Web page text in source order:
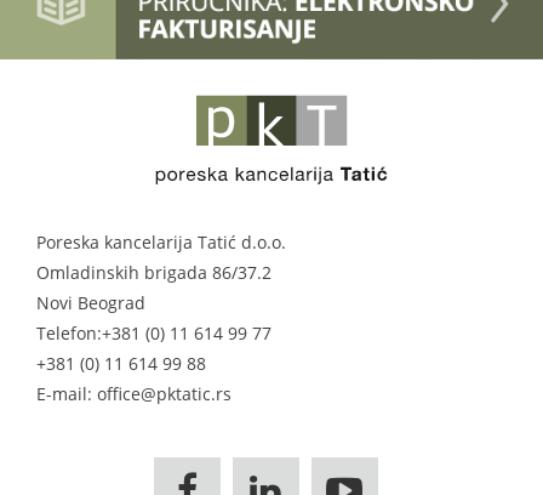
Poreska kancelarija Tatić d.o.o.
Omladinskih brigada 86/37.2
Novi Beograd
Telefon:+381 (0) 11 614 99 77
+381 (0) 11 614 99 88
E-mail: office@pktatic.rs